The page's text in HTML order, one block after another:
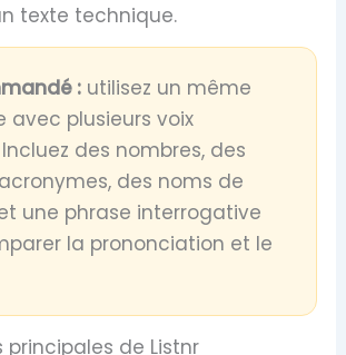
texte technique.
: utilisez un même
avec plusieurs voix
des nombres, des
des noms de
une phrase interrogative
la prononciation et le
principales de Listnr